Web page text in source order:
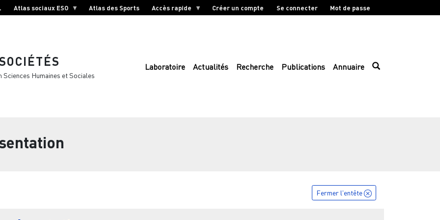
Atlas sociaux ESO Atlas des Sports Accès rapide Créer un compte Se connecter Mot de passe
Humaines et Sociales
Laboratoire Actualités Recherche Publications Annuaire
Fermer l'entête